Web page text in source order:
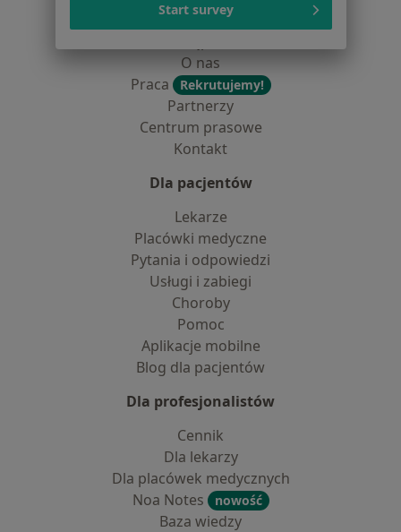
Jak działają wyniki wyszukiwania
O nas
Praca
Rekrutujemy!
Partnerzy
Centrum prasowe
Kontakt
Dla pacjentów
Lekarze
Placówki medyczne
Pytania i odpowiedzi
Usługi i zabiegi
Choroby
Pomoc
Aplikacje mobilne
Blog dla pacjentów
Dla profesjonalistów
Cennik
Dla lekarzy
Dla placówek medycznych
Noa Notes
nowość
Baza wiedzy
Start survey